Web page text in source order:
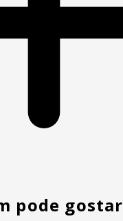
pode gostar